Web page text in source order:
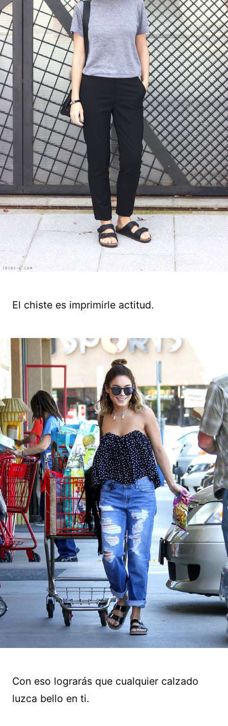
El chiste es imprimirle actitud.
Con eso lograrás que cualquier calzado
luzca bello en ti.